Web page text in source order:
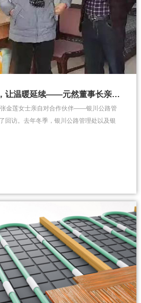
践行企业责任使命，让温暖延续——元然董事长亲自回访银川公路处以及银川水务局
金莲女士亲自对合作伙伴——银川公路管
回访。去年冬季，银川公路管理处以及银
川公路管理处的丰登公路站、银川水务局